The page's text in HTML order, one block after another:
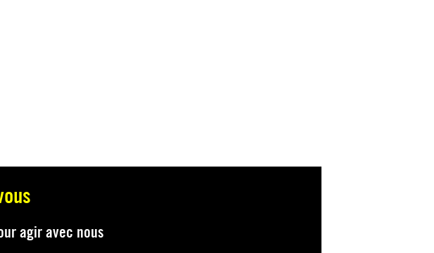
agir avec nous